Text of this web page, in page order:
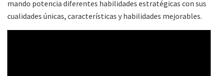
mando potencia diferentes habilidades estratégicas con sus
cualidades únicas, características y habilidades mejorables.